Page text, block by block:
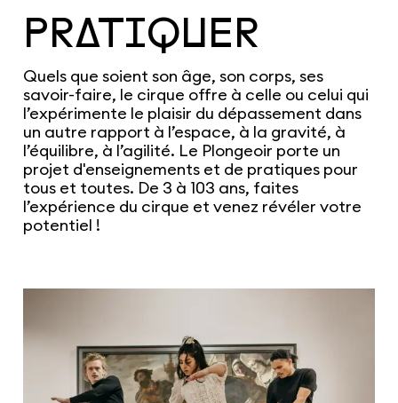
PRATIQUER
Quels que soient son âge, son corps, ses
savoir-faire, le cirque offre à celle ou celui qui
l’expérimente le plaisir du dépassement dans
un autre rapport à l’espace, à la gravité, à
l’équilibre, à l’agilité. Le Plongeoir porte un
projet d'enseignements et de pratiques pour
tous et toutes. De 3 à 103 ans, faites
l’expérience du cirque et venez révéler votre
potentiel !